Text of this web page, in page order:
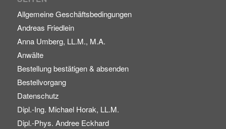
Allgemeine Geschäftsbedingungen
Andreas Friedlein
Anna Umberg, LL.M., M.A.
Anwälte
Bestellung bestätigen & absenden
Bestellvorgang
Datenschutz
Dipl.-Ing. Michael Horak, LL.M.
Dipl.-Phys. Andree Eckhard